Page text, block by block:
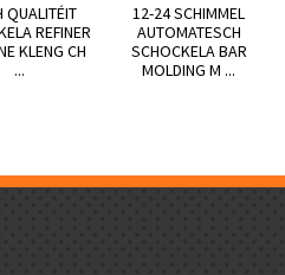
QUALITÉIT
REFINER
KLENG CH
...
12-24 SCHIMMEL
AUTOMATESCH
SCHOCKELA BAR
MOLDING M ...